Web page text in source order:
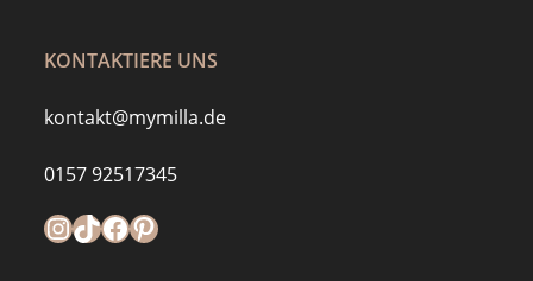
KONTAKTIERE UNS
kontakt@mymilla.de
0157 92517345
Instagram
https://www.tiktok.com/@mymilla.de
Facebook
Pinterest